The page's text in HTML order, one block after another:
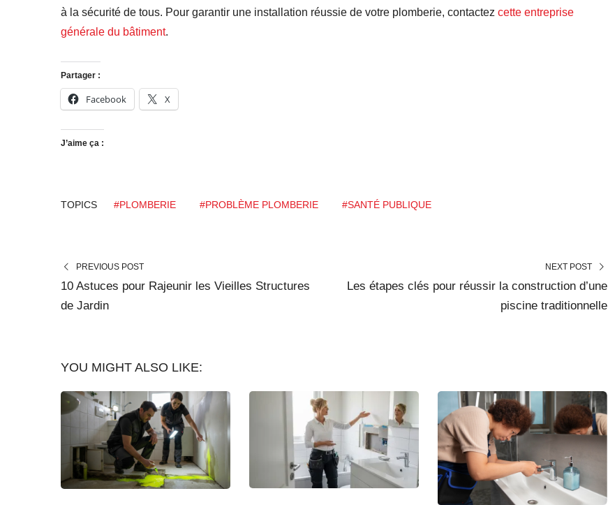
à la sécurité de tous. Pour garantir une installation réussie de votre plomberie, contactez cette entreprise
générale du bâtiment.
Partager :
Facebook X
J’aime ça :
TOPICS #PLOMBERIE #PROBLÈME PLOMBERIE #SANTÉ PUBLIQUE
PREVIOUS POST
10 Astuces pour Rajeunir les Vieilles Structures
de Jardin
NEXT POST
Les étapes clés pour réussir la construction d’une
piscine traditionnelle
YOU MIGHT ALSO LIKE: